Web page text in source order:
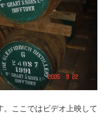
。ここではビデオ上映して